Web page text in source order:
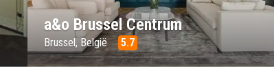
a&o Brussel Centrum
Brussel, België 5.7